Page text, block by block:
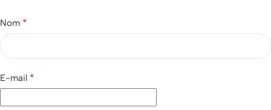
Nom *
E-mail *